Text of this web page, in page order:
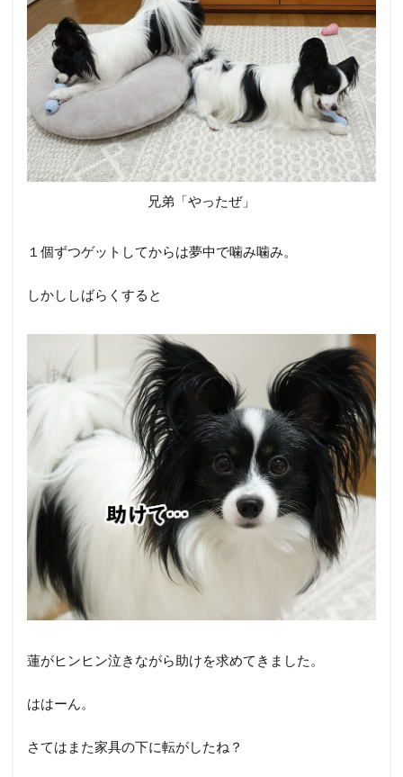
兄弟「やったぜ」
１個ずつゲットしてからは夢中で噛み噛み。
しかししばらくすると
蓮がヒンヒン泣きながら助けを求めてきました。
ははーん。
さてはまた家具の下に転がしたね？